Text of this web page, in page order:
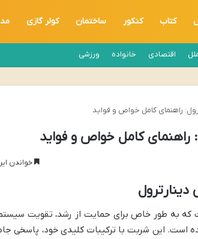
کتاب کنکور ساختمان کولر گازی
اقتصادی خانواده ورزشی
راهنمای کامل خواص و فواید
کامل خواص و فواید
خواندن این مطلب 14
به طور خاص برای حمایت از رشد، تقویت سیستم
این شربت با ترکیبات کلیدی خود، پاسخی